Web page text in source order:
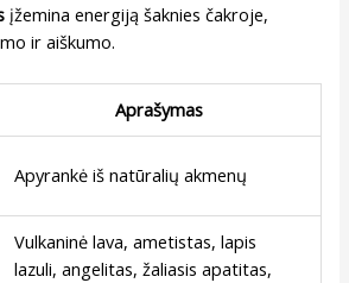
įžemina energiją šaknies čakroje,
ir aiškumo.
Aprašymas
Apyrankė iš natūralių akmenų
Vulkaninė lava, ametistas, lapis
lazuli, angelitas, žaliasis apatitas,